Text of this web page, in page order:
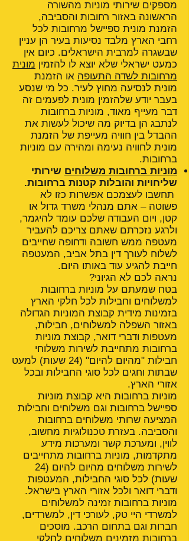
מספקים שירותי מוניות מהשורה
הראשונה באזור רחובות והסביבה,
הזמנת מונית ספיישל מרחובות לכל
רחבי הארץ מלבד נסיעות בעיר הן עניין
שבשגרה למרבית הישראלים. כיום אין
כמעט ישראלי שלא יוצא לו להזמין מונית
מרחובות לשדה התעופה או הזמנת
מונית לנסיעה מחוץ לעיר. כל מי שנסע
בעבר יודע שלהזמין מונית לפעמים זה
דבר מעייף מאוד, מוניות ברחובות
לנתבג הן בדיוק מה שיכול לעשות את
ההבדל בין חוויה מעייפת של הזמנת
מונית לחוויה נעימה ומהירה עם מוניות
ברחובות.
מוניות ברחובות משלוחים שירותי
שליחויות והובלות קטנות ברחובות.
תחשבו לעצמכם אפשרות כזו לא
פשוטה – אתם מנהלי משרד גדול או
קטן, ויום העבודה שלכם עומד להיגמר,
ולרגע נזכרתם שאתם צריכם להעביר
מעטפה ממש חשובה ודחופה שחייבים
לשלוח לעורך דין בתל אביב, המעטפה
חייבת להגיע עוד באותו היום.
נראה לכם לא הגיוני?
בטח שמעתם על מוניות ברחובות
למשלוחים וחבילות לכל חלקי הארץ
בזמינות מידית קבוצת המוניות הגדולה
באזור השפלה למשלוחים, חבילות,
מעטפות ודברי דואר, קבוצת מוניות
ברחובות מתחייבת לשירות משלוחי
חבילות "מהיום להיום" (24 שעות) למעט
שבתות וחגים לכל סוגי החבילות ובכל
אזורי הארץ.
מוניות ברחובות היא קבוצת מוניות
ספיישל ברחובות וגם משלוחים וחבילות
המציעה שרותי משלוחים ברחובות
והסביבה. בעזרת טכנולוגיות מחשוב,
לווין, ומערכת קשר ומערכות מידע
מתקדמות, מוניות ברחובות מתחייבים
לשירות משלוחים מהיום להיום (24
שעות) לכל סוגי החבילות, המעטפות
ודברי דואר ולכל אזורי הארץ בישראל.
מוניות ברחובות זמינה למשלוחים
למשרדי היי טק, לעורכי דין, למשרדים,
חברות וגם בתחום הרכב. מוסכים
ברחובות מזמינים משלוחים לחלקי